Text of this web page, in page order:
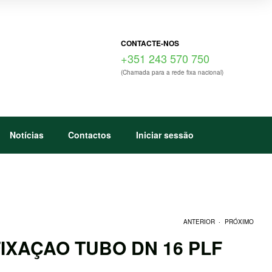
CONTACTE-NOS
+351 243 570 750
(Chamada para a rede fixa nacional)
Notícias Contactos Iniciar sessão
ANTERIOR . PRÓXIMO
TUBO DN 16 PLF